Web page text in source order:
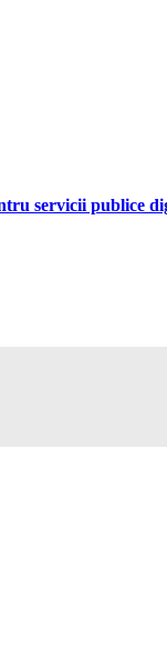
servicii publice